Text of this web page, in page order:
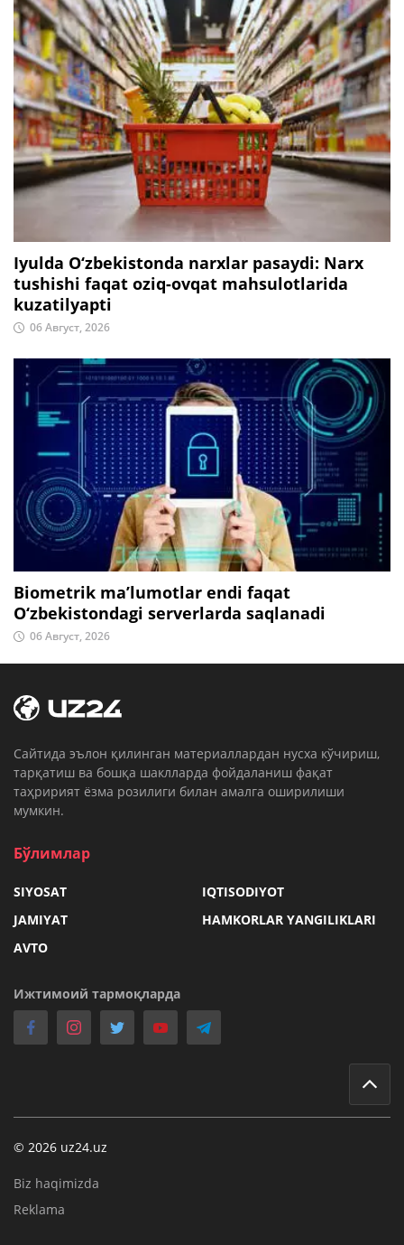
Iyulda O‘zbekistonda narxlar pasaydi: Narx
tushishi faqat oziq-ovqat mahsulotlarida
kuzatilyapti
06 Август, 2026
Biometrik ma’lumotlar endi faqat
O‘zbekistondagi serverlarda saqlanadi
06 Август, 2026
Cайтида эълон қилинган материаллардан нусха кўчириш,
тарқатиш ва бошқа шаклларда фойдаланиш фақат
таҳририят ёзма розилиги билан амалга оширилиши
мумкин.
Бўлимлар
SIYOSAT
IQTISODIYOT
JAMIYAT
HAMKORLAR YANGILIKLARI
AVTO
Ижтимоий тармоқларда
© 2026 uz24.uz
Biz haqimizda
Reklama